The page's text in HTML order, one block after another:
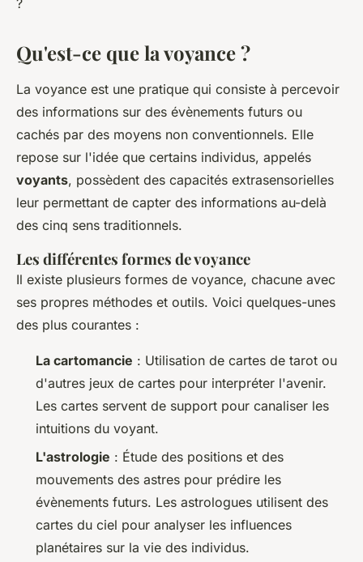
?
Qu'est-ce que la voyance ?
La voyance est une pratique qui consiste à percevoir
des informations sur des évènements futurs ou
cachés par des moyens non conventionnels. Elle
repose sur l'idée que certains individus, appelés
voyants, possèdent des capacités extrasensorielles
leur permettant de capter des informations au-delà
des cinq sens traditionnels.
Les différentes formes de voyance
Il existe plusieurs formes de voyance, chacune avec
ses propres méthodes et outils. Voici quelques-unes
des plus courantes :
La cartomancie : Utilisation de cartes de tarot ou
d'autres jeux de cartes pour interpréter l'avenir.
Les cartes servent de support pour canaliser les
intuitions du voyant.
L'astrologie : Étude des positions et des
mouvements des astres pour prédire les
évènements futurs. Les astrologues utilisent des
cartes du ciel pour analyser les influences
planétaires sur la vie des individus.